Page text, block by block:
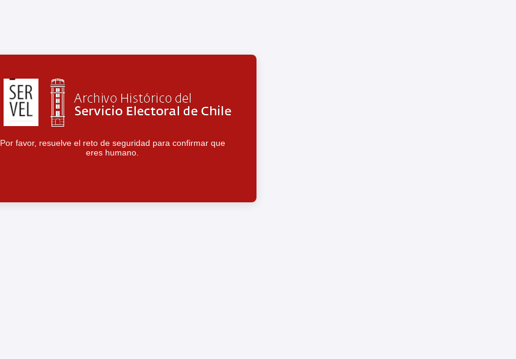
Por favor, resuelve el reto de seguridad para confirmar que
eres humano.